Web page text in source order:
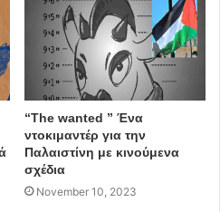
κριτική επιτροπή
Παρασκευή
“The wanted ” Ένα
ντοκιμαντέρ για την
Παλαιστίνη με κινούμενα
σχέδια
November 10, 2023